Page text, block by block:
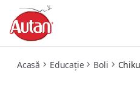
chikungunya-informatii-utile
Acasă Educație Boli